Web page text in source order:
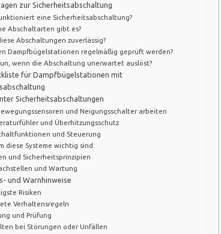
zur Sicherheitsabschaltung
eine Sicherheitsabschaltung?
Abschaltarten gibt es?
Abschaltungen zuverlässig?
Dampfbügelstationen regelmäßig geprüft werden?
wenn die Abschaltung unerwartet auslöst?
für Dampfbügelstationen mit
Sicherheitsabschaltungen
und Neigungsschalter arbeiten
und Überhitzungsschutz
und Steuerung
diese Systeme wichtig sind
und Sicherheitsprinzipien
und Wartung
und Warnhinweise
Risiken
Verhaltensregeln
und Prüfung
bei Störungen oder Unfällen